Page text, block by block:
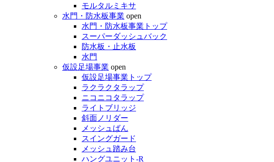
モルタルミキサ
水門・防水板事業 open
水門・防水板事業トップ
スーパーダッシュバック
防水板・止水板
水門
仮設足場事業 open
仮設足場事業トップ
ラクラクタラップ
ニコニコタラップ
ライトブリッジ
斜面ノリダー
メッシュばん
スイングガード
メッシュ踏み台
ハングユニット-R